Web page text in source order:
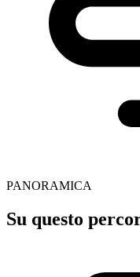
PANORAMICA
Su questo